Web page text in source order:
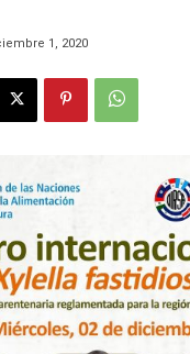
1, 2020